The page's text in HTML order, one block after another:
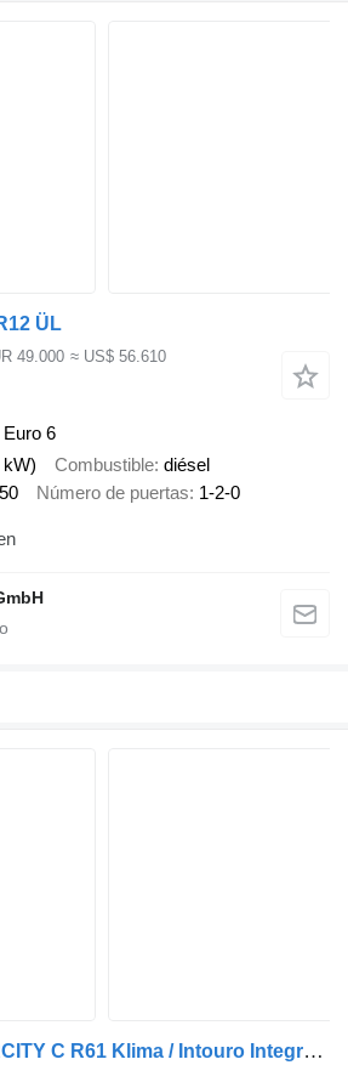
ÜL
49.000 ≈ US$ 56.610
Euro 6
kW) Combustible diésel
50 Número de puertas 1-2-0
MAN LION S INTERCITY C R61 Klima / Intouro Integro H